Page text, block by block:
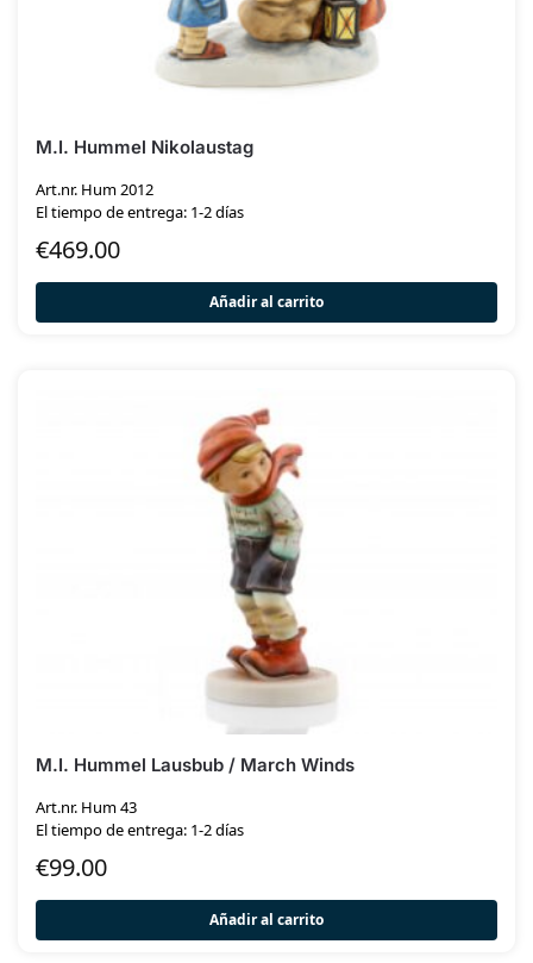
M.I. Hummel Nikolaustag
Art.nr. Hum 2012
El tiempo de entrega: 1-2 días
€469.00
Añadir al carrito
M.I. Hummel Lausbub / March Winds
Art.nr. Hum 43
El tiempo de entrega: 1-2 días
€99.00
Añadir al carrito